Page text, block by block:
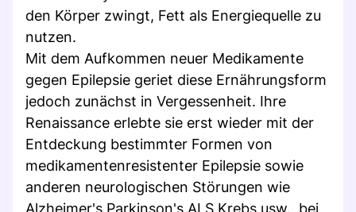
den Körper zwingt, Fett als Energiequelle zu
nutzen.
Mit dem Aufkommen neuer Medikamente
gegen Epilepsie geriet diese Ernährungsform
jedoch zunächst in Vergessenheit. Ihre
Renaissance erlebte sie erst wieder mit der
Entdeckung bestimmter Formen von
medikamentenresistenter Epilepsie sowie
anderen neurologischen Störungen wie
Alzheimer's Parkinson's ALS Krebs usw., bei